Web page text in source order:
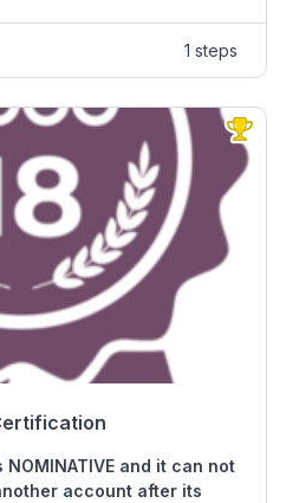
1 steps
and it can not
account after its